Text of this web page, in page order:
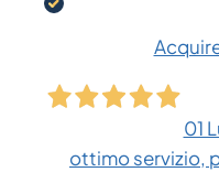
01
ottimo servizio,